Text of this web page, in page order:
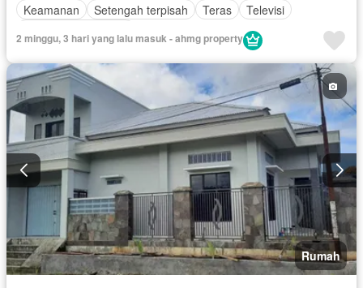
Keamanan
Setengah terpisah Teras
Televisi
2 minggu, 3 hari yang lalu masuk - ahmg property
Rumah